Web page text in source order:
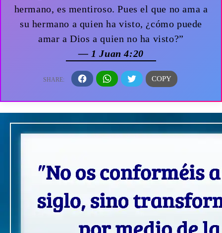
hermano, es mentiroso. Pues el que no ama a
su hermano a quien ha visto, ¿cómo puede
amar a Dios a quien no ha visto?”
— 1 Juan 4:20